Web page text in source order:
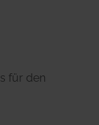
für den